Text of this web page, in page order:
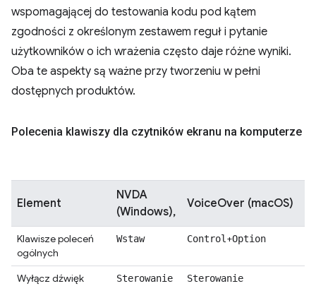
wspomagającej do testowania kodu pod kątem
zgodności z określonym zestawem reguł i pytanie
użytkowników o ich wrażenia często daje różne wyniki.
Oba te aspekty są ważne przy tworzeniu w pełni
dostępnych produktów.
Polecenia klawiszy dla czytników ekranu na komputerze
Element
NVDA
(Windows),
VoiceOver (macOS)
Klawisze poleceń
ogólnych
Wstaw Control +Option
Wyłącz dźwięk Sterowanie Sterowanie